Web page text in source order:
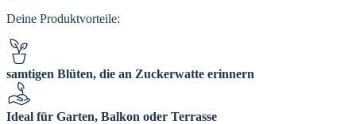
Deine Produktvorteile:
samtigen Blüten, die an Zuckerwatte erinnern
Ideal für Garten, Balkon oder Terrasse